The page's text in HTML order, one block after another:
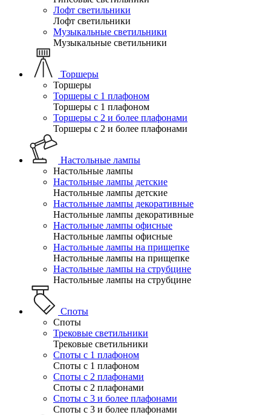
Лофт светильники
Лофт светильники
Музыкальные светильники
Музыкальные светильники
Торшеры
Торшеры
Торшеры с 1 плафоном
Торшеры с 1 плафоном
Торшеры с 2 и более плафонами
Торшеры с 2 и более плафонами
Настольные лампы
Настольные лампы
Настольные лампы детские
Настольные лампы детские
Настольные лампы декоративные
Настольные лампы декоративные
Настольные лампы офисные
Настольные лампы офисные
Настольные лампы на прищепке
Настольные лампы на прищепке
Настольные лампы на струбцине
Настольные лампы на струбцине
Споты
Споты
Трековые светильники
Трековые светильники
Споты с 1 плафоном
Споты с 1 плафоном
Споты с 2 плафонами
Споты с 2 плафонами
Споты с 3 и более плафонами
Споты с 3 и более плафонами